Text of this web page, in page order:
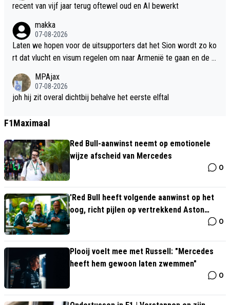
recent van vijf jaar terug oftewel oud en AI bewerkt
makka
07-08-2026
Laten we hopen voor de uitsupporters dat het Sion wordt zo ko
rt dat vlucht en visum regelen om naar Armenië te gaan en de vl
MPAjax
07-08-2026
joh hij zit overal dichtbij behalve het eerste elftal
F1Maximaal
Red Bull-aanwinst neemt op emotionele
wijze afscheid van Mercedes
0
'Red Bull heeft volgende aanwinst op het
oog, richt pijlen op vertrekkend Aston
0
Plooij voelt mee met Russell: "Mercedes
heeft hem gewoon laten zwemmen"
0